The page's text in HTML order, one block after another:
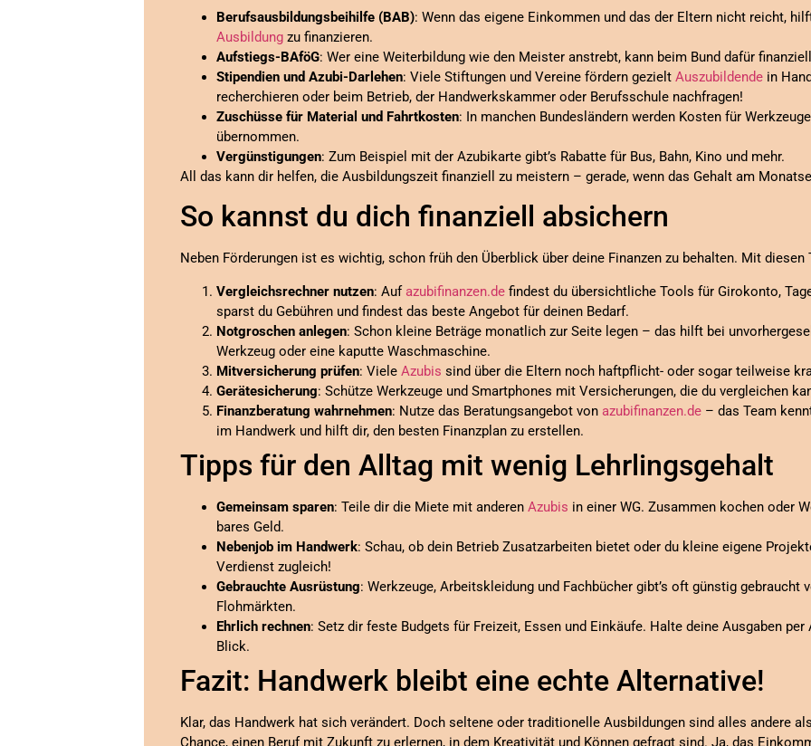
Berufsausbildungsbeihilfe (BAB): Wenn das eigene Einkommen und das der Eltern nicht reicht,
Ausbildung zu finanzieren.
Aufstiegs-BAföG: Wer eine Weiterbildung wie den Meister anstrebt, kann beim Bund dafür
Stipendien und Azubi-Darlehen: Viele Stiftungen und Vereine fördern gezielt Auszubildende in
recherchieren oder beim Betrieb, der Handwerkskammer oder Berufsschule nachfragen!
Zuschüsse für Material und Fahrtkosten: In manchen Bundesländern werden Kosten für
übernommen.
Vergünstigungen: Zum Beispiel mit der Azubikarte gibt’s Rabatte für Bus, Bahn, Kino und mehr.
All das kann dir helfen, die Ausbildungszeit finanziell zu meistern – gerade, wenn das Gehalt am
So kannst du dich finanziell absichern
Neben Förderungen ist es wichtig, schon früh den Überblick über deine Finanzen zu behalten. Mit
Vergleichsrechner nutzen: Aufazubifinanzen.de findest du übersichtliche Tools für Girokonto,
sparst du Gebühren und findest das beste Angebot für deinen Bedarf.
Notgroschen anlegen: Schon kleine Beträge monatlich zur Seite legen – das hilft bei
Werkzeug oder eine kaputte Waschmaschine.
Mitversicherung prüfen: Viele Azubis sind über die Eltern noch haftpflicht- oder sogar teilweise
Gerätesicherung: Schütze Werkzeuge und Smartphones mit Versicherungen, die du vergleichen
Finanzberatung wahrnehmen: Nutze das Beratungsangebot von azubifinanzen.de – das Team
im Handwerk und hilft dir, den besten Finanzplan zu erstellen.
Tipps für den Alltag mit wenig Lehrlingsgehalt
Gemeinsam sparen: Teile dir die Miete mit anderen Azubis in einer WG. Zusammen kochen oder
bares Geld.
Nebenjob im Handwerk: Schau, ob dein Betrieb Zusatzarbeiten bietet oder du kleine eigene
Verdienst zugleich!
Gebrauchte Ausrüstung: Werkzeuge, Arbeitskleidung und Fachbücher gibt’s oft günstig gebraucht
Flohmärkten.
Ehrlich rechnen: Setz dir feste Budgets für Freizeit, Essen und Einkäufe. Halte deine Ausgaben
Blick.
Fazit: Handwerk bleibt eine echte Alternative!
Klar, das Handwerk hat sich verändert. Doch seltene oder traditionelle Ausbildungen sind alles andere
Chance, einen Beruf mit Zukunft zu erlernen, in dem Kreativität und Können gefragt sind. Ja, das